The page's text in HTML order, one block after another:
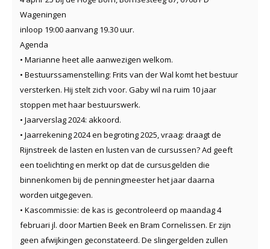
Wageningen
inloop 19:00 aanvang 19.30 uur.
Agenda
• Marianne heet alle aanwezigen welkom.
• Bestuurssamenstelling: Frits van der Wal komt het bestuur
versterken. Hij stelt zich voor. Gaby wil na ruim 10 jaar
stoppen met haar bestuurswerk.
• Jaarverslag 2024: akkoord.
• Jaarrekening 2024 en begroting 2025, vraag: draagt de
Rijnstreek de lasten en lusten van de cursussen? Ad geeft
een toelichting en merkt op dat de cursusgelden die
binnenkomen bij de penningmeester het jaar daarna
worden uitgegeven.
• Kascommissie: de kas is gecontroleerd op maandag 4
februari jl. door Martien Beek en Bram Cornelissen. Er zijn
geen afwijkingen geconstateerd. De slingergelden zullen